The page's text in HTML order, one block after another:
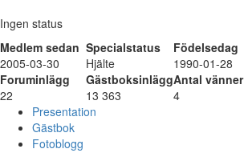
Ingen status
Medlem sedan Specialstatus
Födelsedag
2005-03-30
Hjälte
1990-01-28
Foruminlägg
GästboksinläggAntal vänner
22
13 363
4
Presentation
Gästbok
Fotoblogg